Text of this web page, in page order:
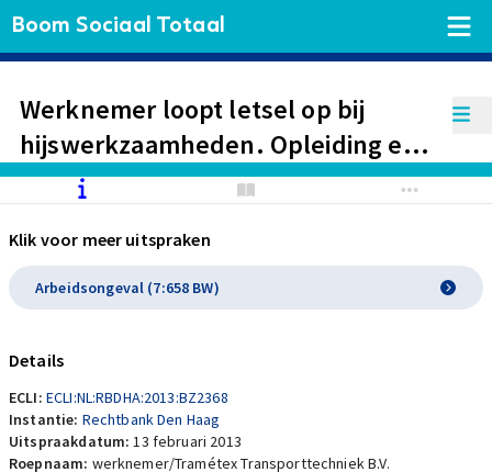
Boom Sociaal Totaal
Werknemer loopt letsel op bij
hijswerkzaamheden. Opleiding en
ervaring werknemer leiden tot het
oordeel dat werkgever zorgplicht
niet heeft geschonden
Klik voor meer uitspraken
Arbeidsongeval (7:658 BW)
Details
ECLI: ECLI:NL:RBDHA:2013:BZ2368
Instantie: Rechtbank Den Haag
Uitspraakdatum:13 februari 2013
Roepnaam: werknemer/Tramétex Transporttechniek B.V.